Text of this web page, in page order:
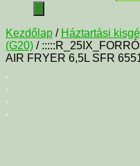
Kezdőlap / Háztartási
(G20) /
AIR FRYER 6,5L SFR